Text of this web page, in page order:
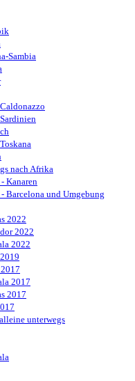
Sambia
nach Afrika
Kanaren
Barcelona und Umgebung
2022
2022
2022
2017
2017
unterwegs